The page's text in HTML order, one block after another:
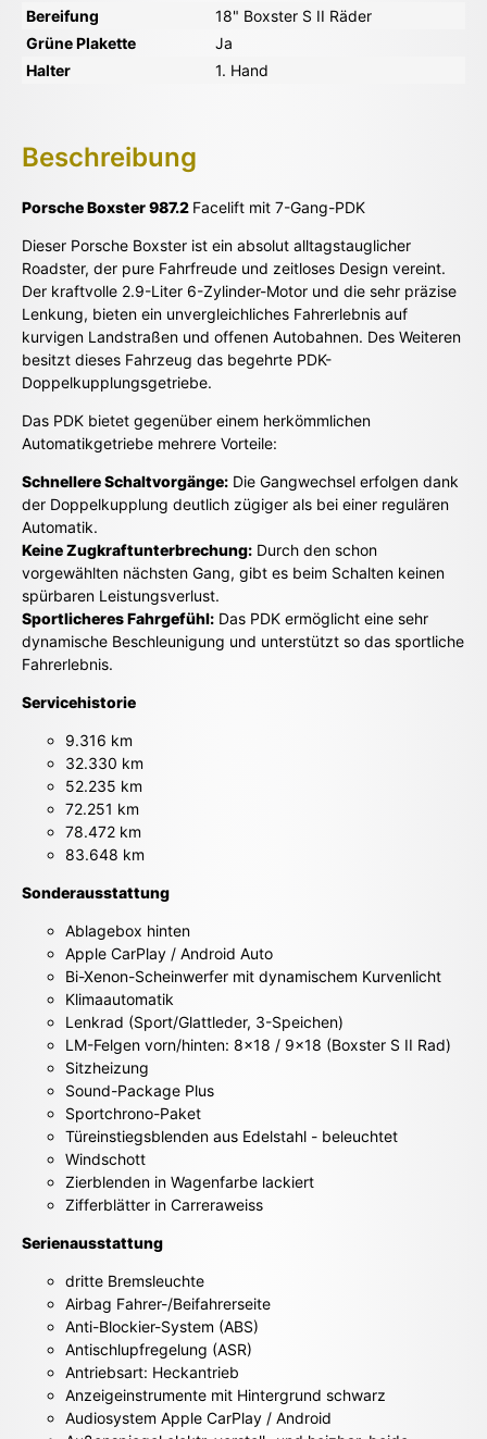
Bereifung
18" Boxster S II Räder
Grüne Plakette
Ja
Halter
1. Hand
Beschreibung
Porsche Boxster 987.2 Facelift mit 7-Gang-PDK
Dieser Porsche Boxster ist ein absolut alltagstauglicher
Roadster, der pure Fahrfreude und zeitloses Design vereint.
Der kraftvolle 2.9-Liter 6-Zylinder-Motor und die sehr präzise
Lenkung, bieten ein unvergleichliches Fahrerlebnis auf
kurvigen Landstraßen und offenen Autobahnen. Des Weiteren
besitzt dieses Fahrzeug das begehrte PDK-
Doppelkupplungsgetriebe.
Das PDK bietet gegenüber einem herkömmlichen
Automatikgetriebe mehrere Vorteile:
Schnellere Schaltvorgänge: Die Gangwechsel erfolgen dank
der Doppelkupplung deutlich zügiger als bei einer regulären
Automatik.
Keine Zugkraftunterbrechung: Durch den schon
vorgewählten nächsten Gang, gibt es beim Schalten keinen
spürbaren Leistungsverlust.
Sportlicheres Fahrgefühl: Das PDK ermöglicht eine sehr
dynamische Beschleunigung und unterstützt so das sportliche
Fahrerlebnis.
Servicehistorie
9.316 km
32.330 km
52.235 km
72.251 km
78.472 km
83.648 km
Sonderausstattung
Ablagebox hinten
Apple CarPlay / Android Auto
Bi-Xenon-Scheinwerfer mit dynamischem Kurvenlicht
Klimaautomatik
Lenkrad (Sport/Glattleder, 3-Speichen)
LM-Felgen vorn/hinten: 8x18 / 9x18 (Boxster S II Rad)
Sitzheizung
Sound-Package Plus
Sportchrono-Paket
Türeinstiegsblenden aus Edelstahl - beleuchtet
Windschott
Zierblenden in Wagenfarbe lackiert
Zifferblätter in Carreraweiss
Serienausstattung
dritte Bremsleuchte
Airbag Fahrer-/Beifahrerseite
Anti-Blockier-System (ABS)
Antischlupfregelung (ASR)
Antriebsart: Heckantrieb
Anzeigeinstrumente mit Hintergrund schwarz
Audiosystem Apple CarPlay / Android